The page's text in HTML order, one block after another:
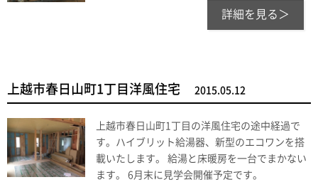
詳細を見る＞
上越市春日山町1丁目洋風住宅 2015.05.12
上越市春日山町1丁目の洋風住宅の途中経過で
す。ハイブリット給湯器、新型のエコワンを搭
載いたします。 給湯と床暖房を一台でまかない
ます。 6月末に見学会開催予定です。